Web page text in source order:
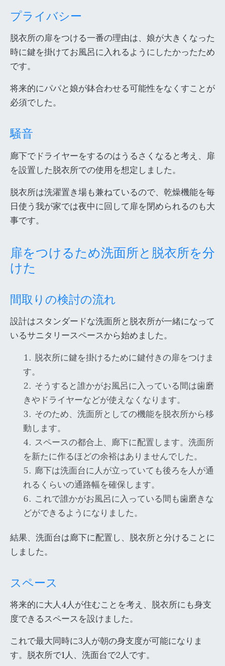
プライバシー
脱衣所の扉をつける一番の理由は、娘が大きくなった
時に鍵を掛けてお風呂に入れるようにしたかったため
です。
将来的にパパと娘が鉢合わせる可能性をなくすことが
必須でした。
騒音
廊下でドライヤーをするのはうるさくなると考え、扉
を設置した脱衣所での使用を想定しました。
脱衣所は洗濯置き場も兼ねているので、乾燥機能を毎
日使う我が家では夜中に回して扉を閉められるのも大
事です。
扉をつけるため洗面所と脱衣所を分
けた
間取りの検討の流れ
設計はスタンダードな洗面所と脱衣所が一緒になって
いるサニタリースペースから始めました。
脱衣所に鍵を掛けるために鍵付きの扉をつけま
す。
そうすると誰かがお風呂に入っている間は歯磨
きやドライヤーなどが使えなくなります。
そのため、洗面所としての機能を脱衣所から移
動します。
スペースの都合上、廊下に配置します。洗面所
を新たに作るほどの余裕はありませんでした。
廊下は洗面台に人が立っていても後ろを人が通
れるくらいの通路幅を確保します。
これで誰かがお風呂に入っている間も歯磨きな
どができるようになりました。
結果、洗面台は廊下に配置し、脱衣所と分けることに
しました。
スペース
将来的に大人4人が住むことを考え、脱衣所にも身支
度できるスペースを設けました。
これで最大同時に3人が朝の身支度が可能になりま
す。脱衣所で1人、洗面台で2人です。